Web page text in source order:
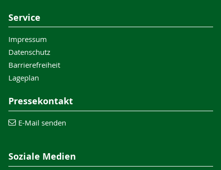
Service
Impressum
Datenschutz
Barrierefreiheit
Lageplan
Pressekontakt
E-Mail senden
Soziale Medien